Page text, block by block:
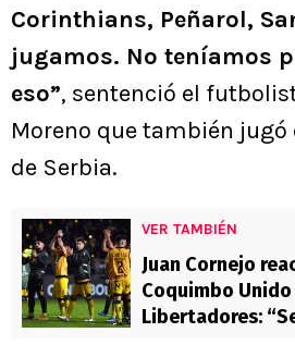
Corinthians, Peñarol,
jugamos. No teníamos
eso”, sentenció el
Moreno que también jugó
de Serbia.
VER TAMBIÉN
Juan Cornejo
Coquimbo Unido
Libertadores: